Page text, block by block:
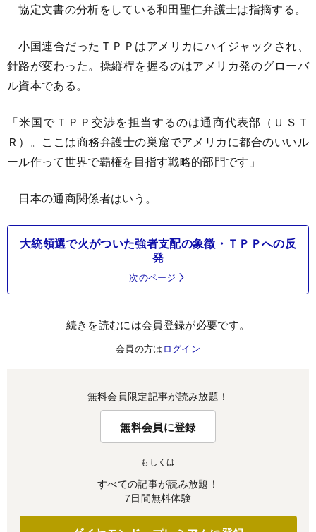
協定文書の分析をしている和田聖仁弁護士は指摘する。
小国連合だったＴＰＰはアメリカにハイジャックされ、
針路が変わった。操縦桿を握るのはアメリカ発のグローバ
ル資本である。
「米国でＴＰＰ交渉を担当するのは通商代表部（ＵＳＴ
Ｒ）。ここは商務弁護士の巣窟でアメリカに都合のいいル
ール作って世界で覇権を目指す戦略的部門です」
日本の通商関係者はいう。
大統領選で火がついた強者支配の象徴・ＴＰＰへの反
発
次のページ
続きを読むには会員登録が必要です。
会員の方は ログイン
無料会員限定記事が読み放題！
無料会員に登録
もしくは
すべての記事が読み放題！
7日間無料体験